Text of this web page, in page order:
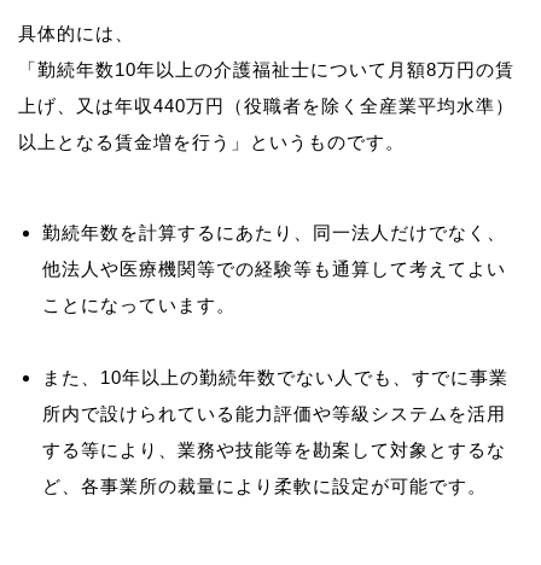
具体的には、
「勤続年数10年以上の介護福祉士について月額8万円の賃
上げ、又は年収440万円（役職者を除く全産業平均水準）
勤続年数を計算するにあたり、同一法人だけでなく、
他法人や医療機関等での経験等も通算して考えてよい
ことになっています。
また、10年以上の勤続年数でない人でも、すでに事業
所内で設けられている能力評価や等級システムを活用
する等により、業務や技能等を勘案して対象とするな
ど、各事業所の裁量により柔軟に設定が可能です。